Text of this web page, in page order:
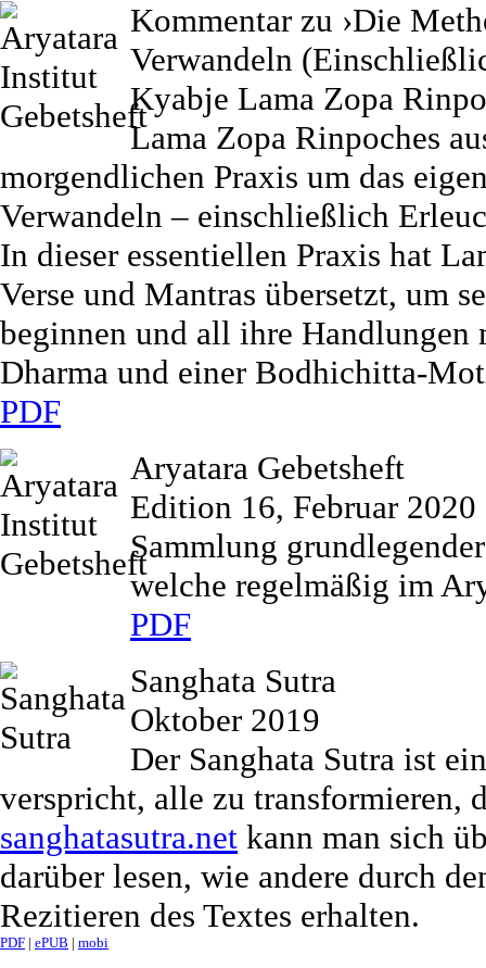
Kommentar zu ›Die
Verwandeln
Kyabje Lama Zopa
Lama Zopa Rinpoches
morgendlichen Praxis um das
Verwandeln – einschließlich
In dieser essentiellen Praxis hat
Verse und Mantras übersetzt, um
beginnen und all ihre
Dharma und einer Bodhichitta-
PDF
Aryatara Gebetsheft
Edition 16, Februar 2020
Sammlung
welche regelmäßig im
PDF
Sanghata Sutra
Oktober 2019
Der Sanghata Sutra ist
verspricht, alle zu transformieren,
sanghatasutra.net kann man sich
darüber lesen, wie andere durch
Rezitieren des Textes erhalten.
PDF ePUB mobi